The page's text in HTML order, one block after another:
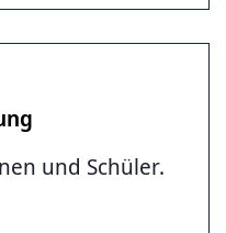
und Schüler.